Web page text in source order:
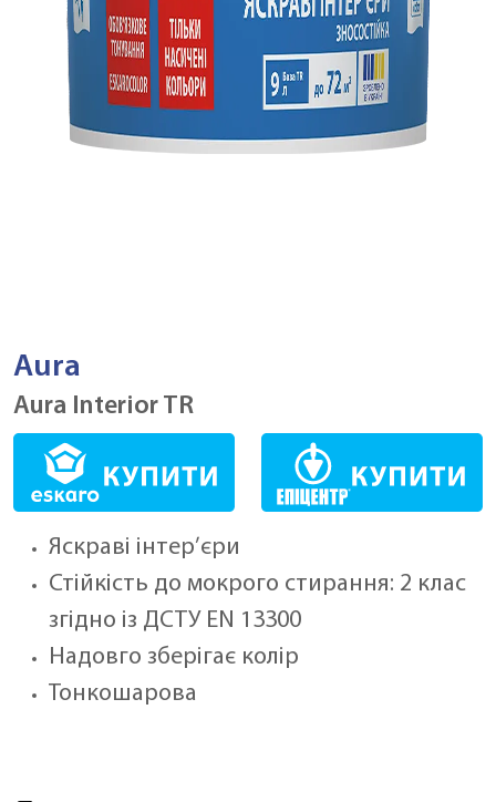
Aura
Aura Interior TR
Яскраві інтер’єри
Стійкість до мокрого стирання: 2 клас
згідно із ДСТУ EN 13300
Надовго зберігає колір
Тонкошарова